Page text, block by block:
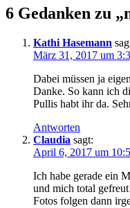
6 Gedanken zu
Kathi Hasemann
März 31, 2017 um
Dabei müssen ja
Danke. So kann ich
Pullis habt ihr da.
Antworten
Claudia sagt:
April 6, 2017 um
Ich habe gerade ein
und mich total
Fotos folgen dann